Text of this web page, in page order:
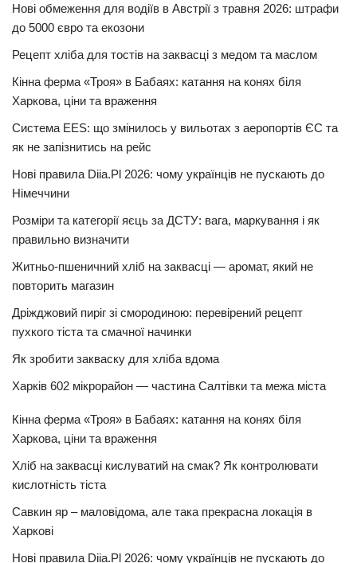
Нові обмеження для водіїв в Австрії з травня 2026: штрафи
до 5000 євро та екозони
Рецепт хліба для тостів на заквасці з медом та маслом
Кінна ферма «Троя» в Бабаях: катання на конях біля
Харкова, ціни та враження
Система EES: що змінилось у вильотах з аеропортів ЄС та
як не запізнитись на рейс
Нові правила Diia.Pl 2026: чому українців не пускають до
Німеччини
Розміри та категорії яєць за ДСТУ: вага, маркування і як
правильно визначити
Житньо-пшеничний хліб на заквасці — аромат, який не
повторить магазин
Дріжджовий пиріг зі смородиною: перевірений рецепт
пухкого тіста та смачної начинки
Як зробити закваску для хліба вдома
Харків 602 мікрорайон — частина Салтівки та межа міста
Кінна ферма «Троя» в Бабаях: катання на конях біля
Харкова, ціни та враження
Хліб на заквасці кислуватий на смак? Як контролювати
кислотність тіста
Савкин яр – маловідома, але така прекрасна локація в
Харкові
Нові правила Diia.Pl 2026: чому українців не пускають до